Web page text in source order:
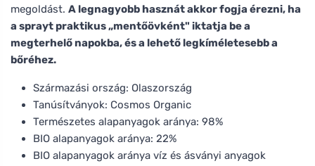
megoldást. A legnagyobb hasznát akkor fogja érezni, ha
a sprayt praktikus „mentőövként" iktatja be a
megterhelő napokba, és a lehető legkíméletesebb a
bőréhez.
Származási ország: Olaszország
Tanúsítványok: Cosmos Organic
Természetes alapanyagok aránya: 98%
BIO alapanyagok aránya: 22%
BIO alapanyagok aránya víz és ásványi anyagok